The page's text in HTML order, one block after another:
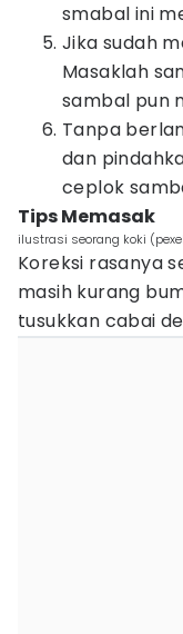
smabal ini
Jika sudah
Masaklah
sambal pun
Tanpa
dan
ceplok
Tips Memasak
ilustrasi seorang koki
Koreksi rasanya
masih kurang
tusukkan cabai